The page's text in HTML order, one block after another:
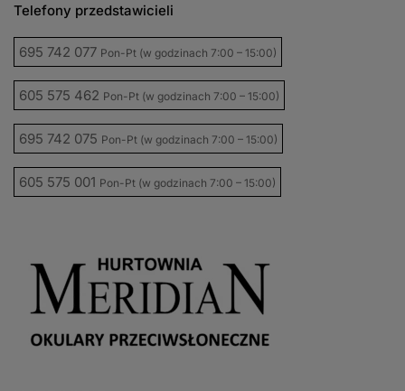
Telefony przedstawicieli
695 742 077 Pon-Pt (w godzinach 7:00 – 15:00)
605 575 462 Pon-Pt (w godzinach 7:00 – 15:00)
695 742 075 Pon-Pt (w godzinach 7:00 – 15:00)
605 575 001 Pon-Pt (w godzinach 7:00 – 15:00)